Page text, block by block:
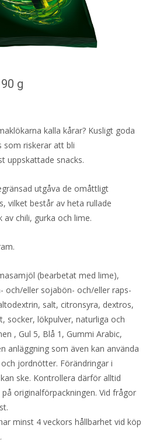
g
kalla kårar? Kusligt goda
som riskerar att bli
uppskattade snacks.
utgåva de omåttligt
vilket består av heta rullade
chili, gurka och lime.
(bearbetat med lime),
och/eller sojabön- och/eller raps-
salt, citronsyra, dextros,
socker, lökpulver, naturliga och
, Gul 5, Blå 1, Gummi Arabic,
anläggning som även kan använda
jordnötter. Förändringar i
ske. Kontrollera därför alltid
originalförpackningen. Vid frågor
minst 4 veckors hållbarhet vid köp